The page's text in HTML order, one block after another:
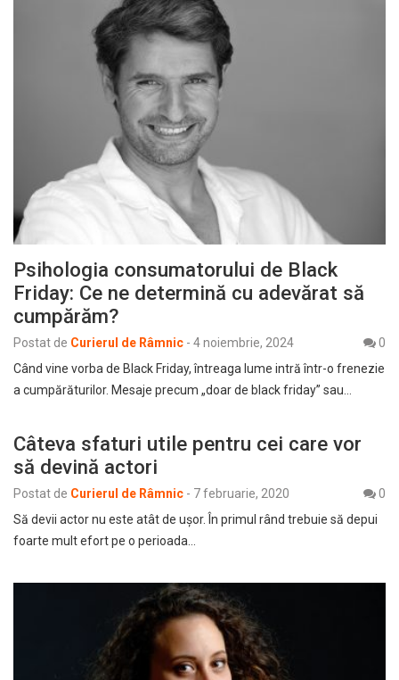
Psihologia consumatorului de Black
Friday: Ce ne determină cu adevărat să
cumpărăm?
Postat de Curierul de Râmnic - 4 noiembrie, 2024
0
Când vine vorba de Black Friday, întreaga lume intră într-o frenezie
a cumpărăturilor. Mesaje precum „doar de black friday” sau…
Câteva sfaturi utile pentru cei care vor
să devină actori
Postat de Curierul de Râmnic - 7 februarie, 2020
0
Să devii actor nu este atât de ușor. În primul rând trebuie să depui
foarte mult efort pe o perioada…